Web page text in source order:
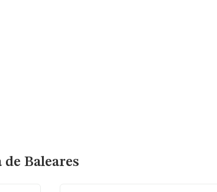
Baleares